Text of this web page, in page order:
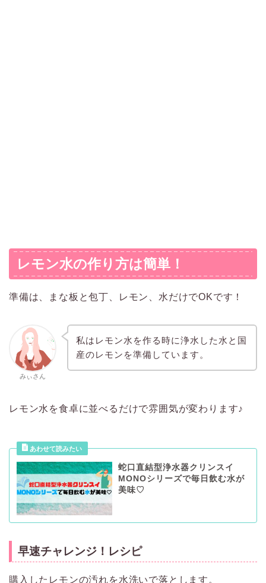
レモン水の作り方は簡単！
準備は、まな板と包丁、レモン、水だけでOKです！
みぃさん
私はレモン水を作る時に浄水した水と国
産のレモンを準備しています。
レモン水を食卓に並べるだけで雰囲気が変わります♪
蛇口直結型浄水器クリンスイ
MONOシリーズで毎日飲む水が
美味♡
早速チャレンジ！レシピ
購入したレモンの汚れを水洗いで落とします。